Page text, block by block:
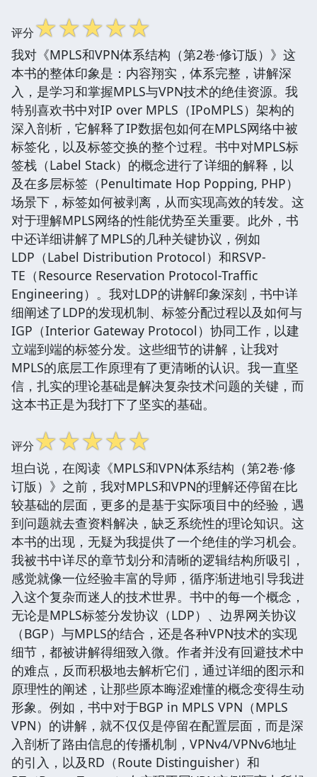
评分☆☆☆☆☆
我对《MPLS和VPN体系结构（第2卷·修订版）》这
本书的整体印象是：内容翔实，体系完整，讲解深
入，是学习和掌握MPLS与VPN技术的绝佳资源。我
特别喜欢书中对IP over MPLS（IPoMPLS）架构的
深入剖析，它解释了IP数据包如何在MPLS网络中被
标签化，以及标签交换的整个过程。书中对MPLS标
签栈（Label Stack）的概念进行了详细的解释，以
及在多层标签（Penultimate Hop Popping, PHP）
场景下，标签如何被剥离，从而实现高效的转发。这
对于理解MPLS网络的性能优势至关重要。此外，书
中还详细讲解了MPLS的几种关键协议，例如
LDP（Label Distribution Protocol）和RSVP-
TE（Resource Reservation Protocol-Traffic
Engineering）。我对LDP的讲解印象深刻，书中详
细阐述了LDP的发现机制、标签分配过程以及如何与
IGP（Interior Gateway Protocol）协同工作，以建
立端到端的标签分发。这些细节的讲解，让我对
MPLS的底层工作原理有了更清晰的认识。我一直坚
信，扎实的理论基础是解决复杂技术问题的关键，而
这本书正是为我打下了坚实的基础。
评分☆☆☆☆☆
坦白说，在阅读《MPLS和VPN体系结构（第2卷·修
订版）》之前，我对MPLS和VPN的理解还停留在比
较基础的层面，更多的是基于实际项目中的经验，遇
到问题就去查资料解决，缺乏系统性的理论知识。这
本书的出现，无疑为我提供了一个绝佳的学习机会。
我被书中详尽的章节划分和清晰的逻辑结构所吸引，
感觉就像一位经验丰富的导师，循序渐进地引导我进
入这个复杂而迷人的技术世界。书中的每一个概念，
无论是MPLS标签分发协议（LDP）、边界网关协议
（BGP）与MPLS的结合，还是各种VPN技术的实现
细节，都被讲解得细致入微。作者并没有回避技术中
的难点，反而积极地去解析它们，通过详细的图示和
原理性的阐述，让那些原本晦涩难懂的概念变得生动
形象。例如，书中对于BGP in MPLS VPN（MPLS
VPN）的讲解，就不仅仅是停留在配置层面，而是深
入剖析了路由信息的传播机制，VPNv4/VPNv6地址
的引入，以及RD（Route Distinguisher）和